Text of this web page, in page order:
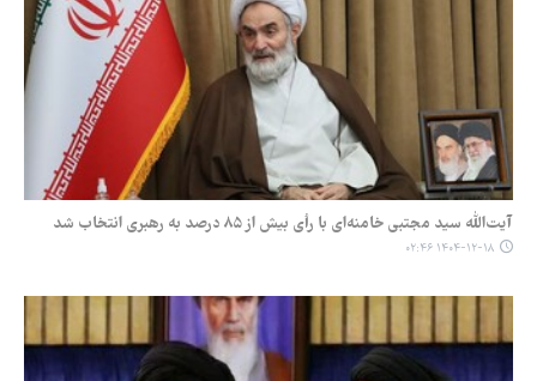
آیت‌الله سید مجتبی خامنه‌ای با رأی بیش از ۸۵ درصد به رهبری انتخاب شد
۱۴۰۴-۱۲-۱۸ ۰۲:۴۶